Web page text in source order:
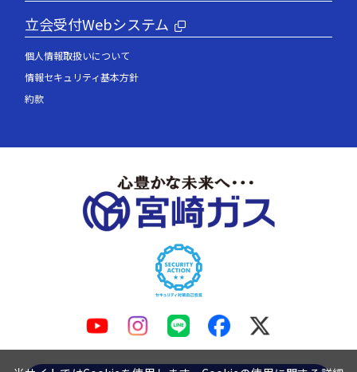
立会受付Webシステム
個人情報取扱いについて
情報セキュリティ基本方針
約款